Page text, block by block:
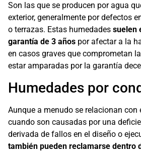
Son las que se producen por agua
exterior, generalmente por defectos
o terrazas. Estas humedades suelen
garantía de 3 años por afectar a la
en casos graves que comprometan
estar amparadas por la garantía
Humedades por
Aunque a menudo se relacionan con
cuando son causadas por una
derivada de fallos en el diseño o
también pueden reclamarse dentro